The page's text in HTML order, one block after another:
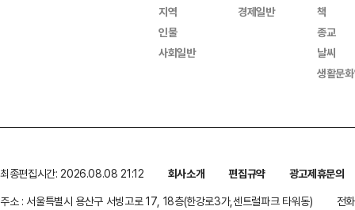
지역
인물
사회일반
경제일반
책
종교
날씨
생활문
최종편집시간: 2026.08.08 21:12 회사소개 편집규약
광고제휴문의
주소 : 서울특별시 용산구 서빙고로 17, 18층(한강로3가,센트럴파크 타워동)
전